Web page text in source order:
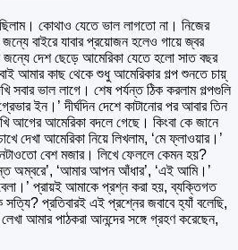
কোথাও যেতে ভাল লাগতো না। নিজের
বাইরে যাবার প্রয়োজন হলেও গায়ে জ্বর
দেশ ছেড়ে আমেরিকা যেতে হলো সাত বছর
আমার কাছ থেকে শুধু আমেরিকার গল্প শুনতে চায়্
সবার ভাল লাগে। শেষ পর্যন্ত ঠিক করলাম গল্পগুলি
ইন।’ দীর্ঘদিন দেশে কাটানোর পর আবার তিন
আগের আমেরিকা বদলে গেছে। কিংবা কে জানে
আমেরিকা নিয়ে লিখলাম, ‘মে ফ্লাওয়ার।’
বেশ মজার। লিখে ফেললে কেমন হয়?
অম্বরে’, ‘আমার আপন আঁধার’, ‘এই আমি।’
প্রায়ই আমাকে প্রশ্ন করা হয়, ব্যক্তিগত
সত্যি? প্রতিবারই এই প্রশ্নের জবাবে হ্যাঁ বলেছি,
আমার পাঠকরা আনন্দের সঙ্গে গ্রহণ করেছেন,